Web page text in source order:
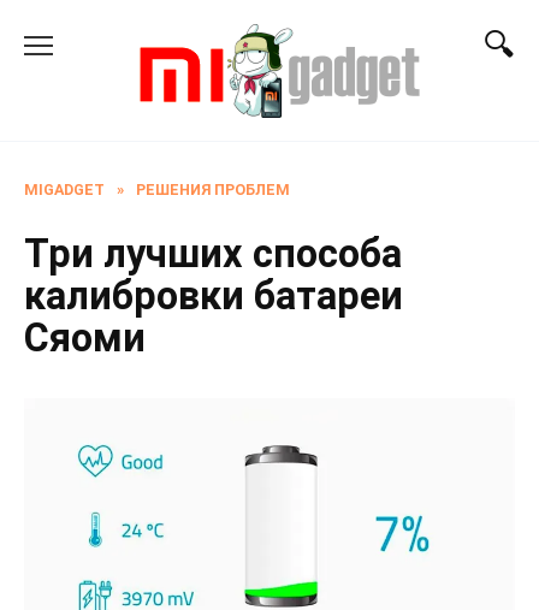
MIGADGET » РЕШЕНИЯ ПРОБЛЕМ
Три лучших способа
калибровки батареи
Сяоми